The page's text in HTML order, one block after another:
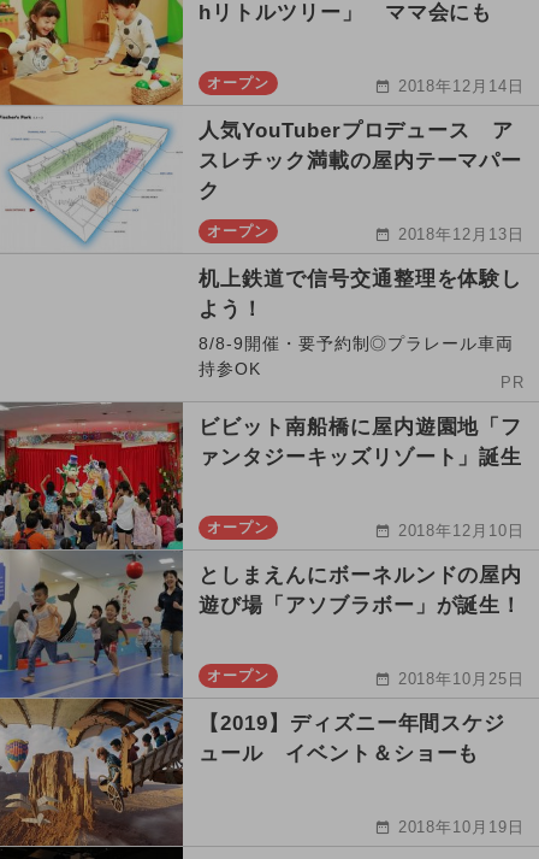
hリトルツリー」 ママ会にも
オープン 2018年12月14日
人気YouTuberプロデュース ア
スレチック満載の屋内テーマパー
ク
オープン 2018年12月13日
机上鉄道で信号交通整理を体験し
よう！
8/8-9開催・要予約制◎プラレール車両
持参OK
PR
ビビット南船橋に屋内遊園地「フ
ァンタジーキッズリゾート」誕生
オープン 2018年12月10日
としまえんにボーネルンドの屋内
遊び場「アソブラボー」が誕生！
オープン 2018年10月25日
【2019】ディズニー年間スケジ
ュール イベント＆ショーも
2018年10月19日